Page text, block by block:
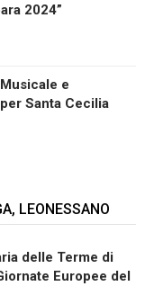
2024”
e
Santa Cecilia
LEONESSANO
delle Terme di
Europee del